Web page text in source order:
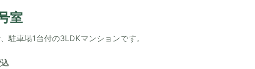
室
駐車場1台付の3LDKマンションです。